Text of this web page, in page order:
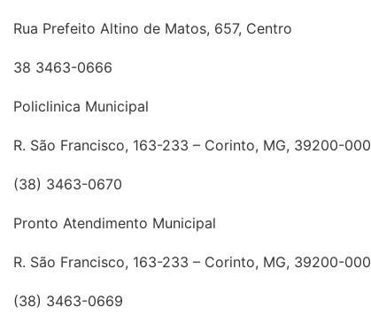
Rua Prefeito Altino de Matos, 657, Centro
38 3463-0666
Policlinica Municipal
R. São Francisco, 163-233 – Corinto, MG, 39200-000
(38) 3463-0670
Pronto Atendimento Municipal
R. São Francisco, 163-233 – Corinto, MG, 39200-000
(38) 3463-0669